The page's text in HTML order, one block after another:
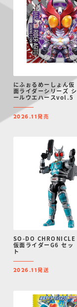
にふぉるめーしょん仮
面ライダーシリーズ シ
ールウエハースvol.5
2026.11発売
SO-DO CHRONICLE
仮面ライダーG6 セッ
ト
2026.11発送